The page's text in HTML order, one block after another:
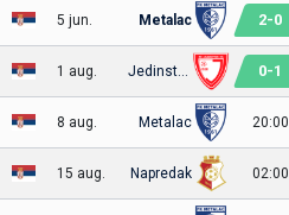
5 jun. Metalac 2-0
1 aug. Jedinstvo 0-1
8 aug. Metalac 20:00
15 aug. Napredak 02:00